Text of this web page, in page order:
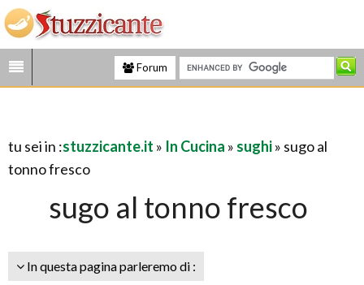
Forum
tu sei in :stuzzicante.it » In Cucina » sughi» sugo al
tonno fresco
sugo al tonno fresco
In questa pagina parleremo di :